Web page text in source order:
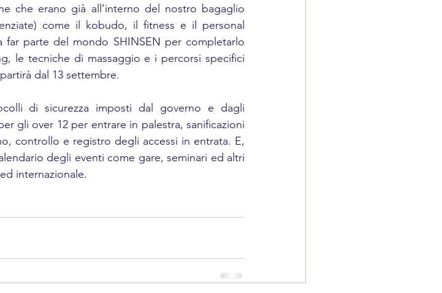
che erano già all’interno del nostro bagaglio
come il kobudo, il fitness e il personal
parte del mondo SHINSEN per completarlo
le tecniche di massaggio e i percorsi specifici
dal 13 settembre.
di sicurezza imposti dal governo e dagli
gli over 12 per entrare in palestra, sanificazioni
controllo e registro degli accessi in entrata. E,
degli eventi come gare, seminari ed altri
internazionale.